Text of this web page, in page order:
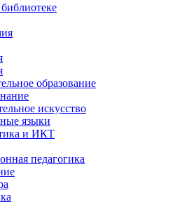
образование
искусство
языки
и ИКТ
педагогика